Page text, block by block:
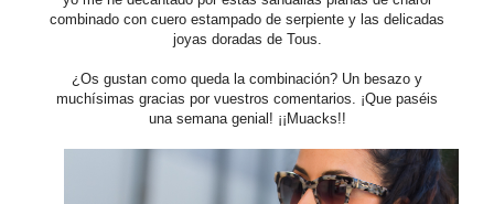
combinado con cuero estampado de serpiente y las delicadas
joyas doradas de Tous.
¿Os gustan como queda la combinación? Un besazo y
muchísimas gracias por vuestros comentarios. ¡Que paséis
una semana genial! ¡¡Muacks!!